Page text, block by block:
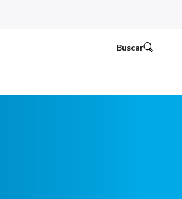
Buscar